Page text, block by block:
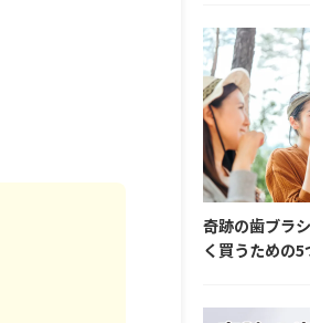
奇跡の歯ブラ
く買うための